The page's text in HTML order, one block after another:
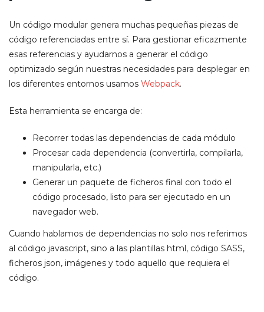
Un código modular genera muchas pequeñas piezas de
código referenciadas entre sí. Para gestionar eficazmente
esas referencias y ayudarnos a generar el código
optimizado según nuestras necesidades para desplegar en
los diferentes entornos usamos Webpack.
Esta herramienta se encarga de:
Recorrer todas las dependencias de cada módulo
Procesar cada dependencia (convertirla, compilarla,
manipularla, etc.)
Generar un paquete de ficheros final con todo el
código procesado, listo para ser ejecutado en un
navegador web.
Cuando hablamos de dependencias no solo nos referimos
al código javascript, sino a las plantillas html, código SASS,
ficheros json, imágenes y todo aquello que requiera el
código.